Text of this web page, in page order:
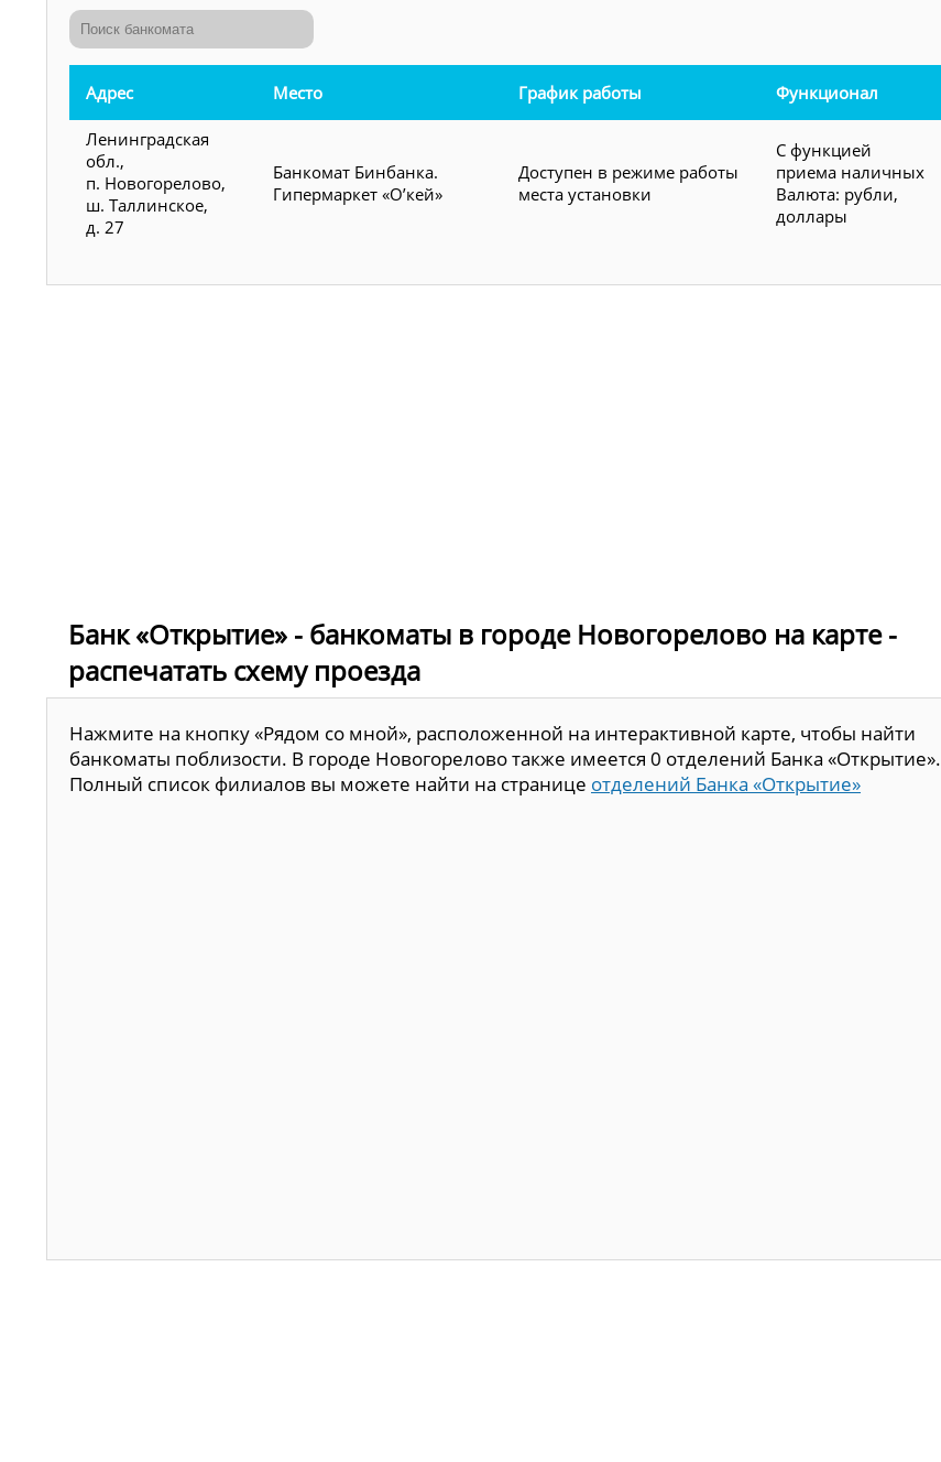
Адрес Место График работы Функционал
Ленинградская
обл.,
п. Новогорелово,
ш. Таллинское,
д. 27
Банкомат Бинбанка.
Гипермаркет «О’кей»
Доступен в режиме работы
места установки
С функцией
приема наличных
Валюта: рубли,
доллары
Банк «Открытие» - банкоматы в городе Новогорелово на карте -
распечатать схему проезда
Нажмите на кнопку «Рядом со мной», расположенной на интерактивной карте, чтобы найти
банкоматы поблизости. В городе Новогорелово также имеется 0 отделений Банка «Открытие».
Полный список филиалов вы можете найти на странице отделений Банка «Открытие»